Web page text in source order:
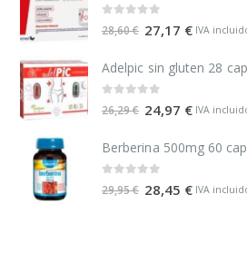
28,60€ 27,17 € IVA
26,29€ 24,97 € IVA
29,95€ 28,45 € IVA